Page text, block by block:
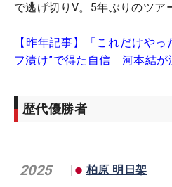
で逃げ切りV。5年ぶりのツア
【昨年記事】「これだけや
フ漬け”で得た自信 河本結が
歴代優勝者
2025 柏原 明日架